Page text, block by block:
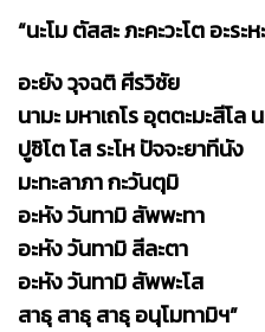
“นะโม ตัสสะ ภะคะวะโต อะร
อะยัง วุจฉติ ศีรวิชัย
นามะ มหาเถโร อุตตะมะสีโล น
ปูชิโต โส ระโห ปัจจะยาทีนัง
มะทะลาภา กะวันตุมิ
อะหัง วันทามิ สัพพะทา
อะหัง วันทามิ สีละตา
อะหัง วันทามิ สัพพะโส
สาธุ สาธุ สาธุ อนุโมทามิฯ”